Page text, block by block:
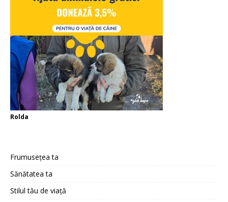
Rolda
Frumusețea ta
Sănătatea ta
Stilul tău de viață